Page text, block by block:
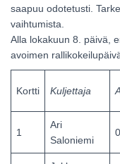
saapuu odotetusti.
vaihtumista.
Alla lokakuun 8. päivä,
avoimen
Kortti Kuljettaja
1
Ari
Saloniemi